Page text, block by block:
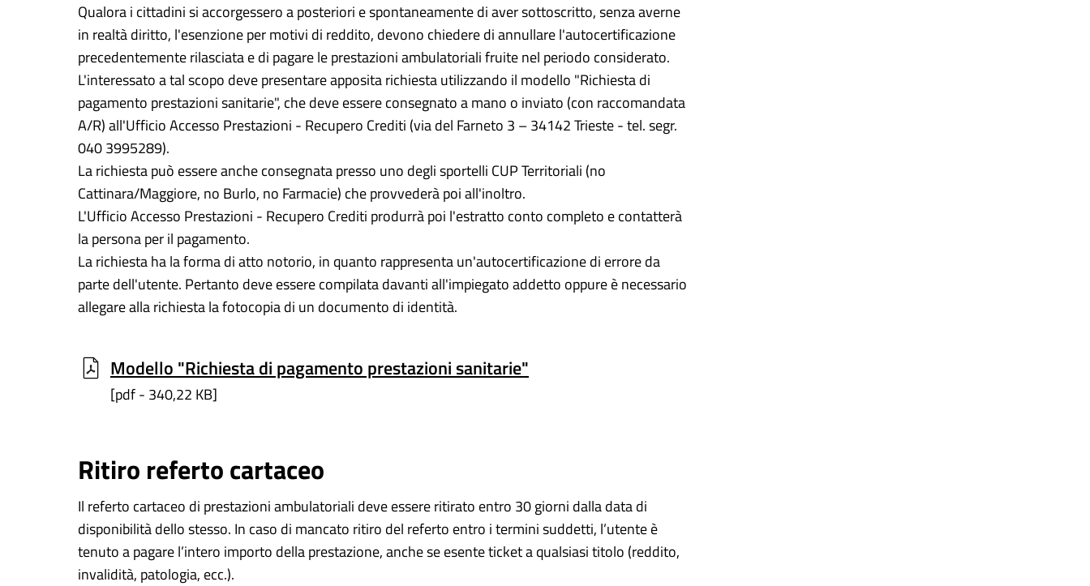
Qualora i cittadini si accorgessero a posteriori e spontaneamente di aver sottoscritto, senza averne
in realtà diritto, l'esenzione per motivi di reddito, devono chiedere di annullare l'autocertificazione
precedentemente rilasciata e di pagare le prestazioni ambulatoriali fruite nel periodo considerato.
L'interessato a tal scopo deve presentare apposita richiesta utilizzando il modello "Richiesta di
pagamento prestazioni sanitarie", che deve essere consegnato a mano o inviato (con raccomandata
A/R) all'Ufficio Accesso Prestazioni - Recupero Crediti (via del Farneto 3 – 34142 Trieste - tel. segr.
040 3995289).
La richiesta può essere anche consegnata presso uno degli sportelli CUP Territoriali (no
Cattinara/Maggiore, no Burlo, no Farmacie) che provvederà poi all'inoltro.
L'Ufficio Accesso Prestazioni - Recupero Crediti produrrà poi l'estratto conto completo e contatterà
la persona per il pagamento.
La richiesta ha la forma di atto notorio, in quanto rappresenta un'autocertificazione di errore da
parte dell'utente. Pertanto deve essere compilata davanti all'impiegato addetto oppure è necessario
allegare alla richiesta la fotocopia di un documento di identità.
Modello "Richiesta di pagamento prestazioni sanitarie"
[pdf - 340,22 KB]
Ritiro referto cartaceo
Il referto cartaceo di prestazioni ambulatoriali deve essere ritirato entro 30 giorni dalla data di
disponibilità dello stesso. In caso di mancato ritiro del referto entro i termini suddetti, l’utente è
tenuto a pagare l’intero importo della prestazione, anche se esente ticket a qualsiasi titolo (reddito,
invalidità, patologia, ecc.).